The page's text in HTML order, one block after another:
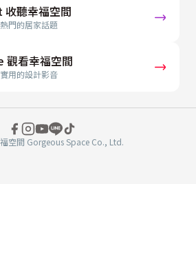
聽幸福空間
門的居家話題
觀看幸福空間
用的設計影音
空間 Gorgeous Space Co., Ltd.